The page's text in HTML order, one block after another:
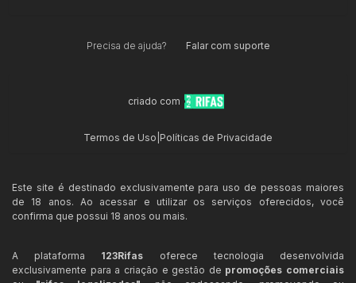
Precisa de ajuda? Falar com suporte
criado com
Termos de Uso Políticas de Privacidade
Este site é destinado exclusivamente para uso de pessoas maiores
de 18 anos. Ao acessar e utilizar os serviços oferecidos, você
confirma que possui 18 anos ou mais.
A plataforma 123Rifas oferece tecnologia desenvolvida
exclusivamente para a criação e gestão de promoções comerciais